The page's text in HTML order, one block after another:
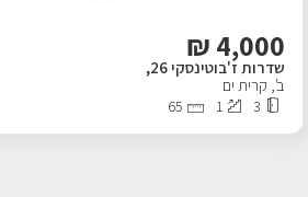
מסחרי
פרויקטים חדשים
4,000
₪
שדרות ז'בוטינסקי 26,
ב', קרית ים
3
1
65